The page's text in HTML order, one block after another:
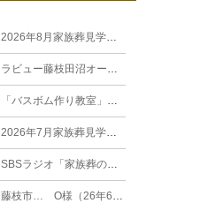
2026年8月家族葬見学相談会
ラビュー藤枝田沼オープン見学会を開催します。
「バスボム作り教室」開催しました（26年7月籠上）
2026年7月家族葬見学相談会
SBSラジオ「家族葬のラビュー エンディングストーリー」に弊社スタッフが出演いたしました（26年6月）
藤枝市… O様（26年6月）